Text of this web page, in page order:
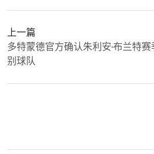
上一篇
多特蒙德官方确认朱利安·布兰特
别球队